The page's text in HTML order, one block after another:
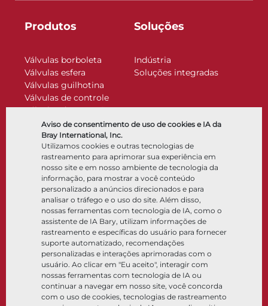
Aviso de consentimento de uso de cookies e IA da
Bray International, Inc.
Utilizamos cookies e outras tecnologias de
rastreamento para aprimorar sua experiência em
nosso site e em nosso ambiente de tecnologia da
informação, para mostrar a você conteúdo
personalizado a anúncios direcionados e para
analisar o tráfego e o uso do site. Além disso,
nossas ferramentas com tecnologia de IA, como o
assistente de IA Bary, utilizam informações de
rastreamento e específicas do usuário para fornecer
suporte automatizado, recomendações
personalizadas e interações aprimoradas com o
usuário. Ao clicar em "Eu aceito", interagir com
nossas ferramentas com tecnologia de IA ou
continuar a navegar em nosso site, você concorda
com o uso de cookies, tecnologias de rastreamento
Produtos
Válvulas borboleta
Válvulas esfera
Válvulas guilhotina
Válvulas de controle
Válvulas de retenção
Atuadores
Acessórios de controle
Criogênico
Soluções
Indústria
Soluções integradas
Empresa
Sobre
Locais
Parceria
Sustentabilidade
Portal do cliente
Recursos
Documentos
Centro de conhecimento
Software
Seleção de materiais
Siga-nos LinkedIn YouTube